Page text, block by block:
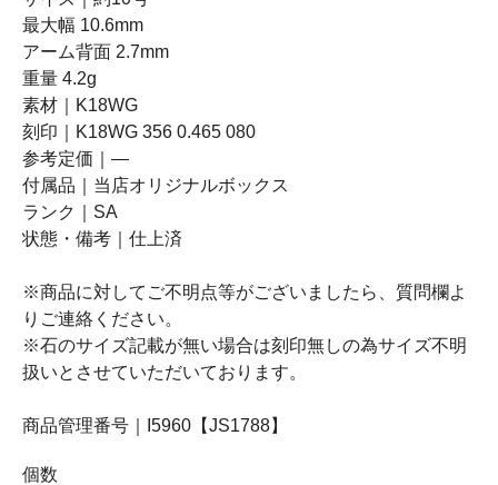
最大幅 10.6mm
アーム背面 2.7mm
重量 4.2g
素材｜K18WG
刻印｜K18WG 356 0.465 080
参考定価｜―
付属品｜当店オリジナルボックス
ランク｜SA
状態・備考｜仕上済
※商品に対してご不明点等がございましたら、質問欄よ
りご連絡ください。
※石のサイズ記載が無い場合は刻印無しの為サイズ不明
扱いとさせていただいております。
商品管理番号｜I5960【JS1788】
個数